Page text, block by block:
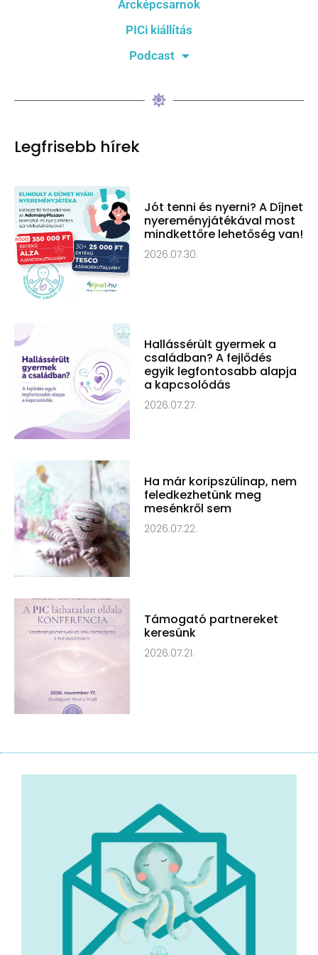
Arcképcsarnok
PICi kiállítás
Podcast
Legfrisebb hírek
Jót tenni és nyerni? A Díjnet
nyereményjátékával most
mindkettőre lehetőség van!
2026.07.30.
Hallássérült gyermek a
családban? A fejlődés
egyik legfontosabb alapja
a kapcsolódás
2026.07.27.
Ha már koripszülinap, nem
feledkezhetünk meg
mesénkről sem
2026.07.22.
Támogató partnereket
keresünk
2026.07.21.